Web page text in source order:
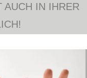
AUCH IN IHRER